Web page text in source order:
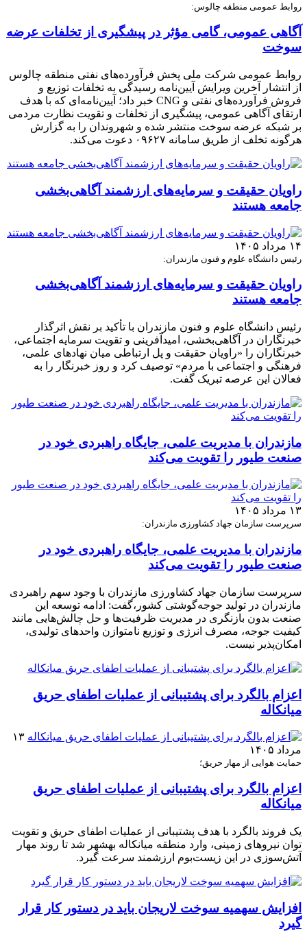
روابط عمومی منطقه چالوس:
آگاهی عمومی، گامی مؤثر در پیشگیری از تخلفات عرضه
سوخت
روابط عمومی شرکت ملی پخش فرآورده‌های نفتی منطقه چالوس
از انتشار آخرین ویرایش آیین‌نامه رسیدگی به تخلفات توزیع و
فروش فرآورده‌های نفتی و CNG خبر داد؛ آیین‌نامه‌ای که با هدف
ارتقای آگاهی عمومی، پیشگیری از تخلفات و تقویت نظارت مردمی
بر شبکه عرضه سوخت منتشر شده و شهروندان را به گزارش
هرگونه تخلف از طریق سامانه ۰۹۶۲۷ دعوت می‌کند.
راویان حقیقت و سرمایه‌های ارزشمند آگاهی‌بخشی
جامعه هستند
۱۴ مرداد ۱۴۰۵
رئیس دانشگاه علوم و فنون مازندران:
راویان حقیقت و سرمایه‌های ارزشمند آگاهی‌بخشی
جامعه هستند
رئیس دانشگاه علوم و فنون مازندران با تأکید بر نقش اثرگذار
خبرنگاران در آگاهی‌بخشی، امیدآفرینی و تقویت سرمایه اجتماعی،
خبرنگاران را «راویان حقیقت و پل ارتباطی میان نهادهای علمی،
فرهنگی و اجتماعی با مردم» توصیف کرد و روز خبرنگار را به
فعالان این عرصه تبریک گفت.
مازندران با مدیریت علمی، جایگاه راهبردی خود در
صنعت طیور را تقویت می‌کند
۱۳ مرداد ۱۴۰۵
سرپرست سازمان جهاد کشاورزی مازندران:
مازندران با مدیریت علمی، جایگاه راهبردی خود در
صنعت طیور را تقویت می‌کند
سرپرست سازمان جهاد کشاورزی مازندران با وجود سهم راهبردی
مازندران در تولید جوجه‌گوشتی کشور،گفت: ادامه توسعه این
صنعت بدون بازنگری در مدیریت ظرفیت‌ها و حل چالش‌هایی مانند
کیفیت جوجه، مصرف انرژی و توزیع نامتوازن واحدهای تولیدی،
امکان‌پذیر نیست.
اعزام بالگرد برای پشتیبانی از عملیات اطفای حریق
میانکاله
۱۳
مرداد ۱۴۰۵
حمایت هوایی از مهار حریق؛
اعزام بالگرد برای پشتیبانی از عملیات اطفای حریق
میانکاله
یک فروند بالگرد با هدف پشتیبانی از عملیات اطفای حریق و تقویت
توان نیروهای زمینی، وارد منطقه میانکاله بهشهر شد تا روند مهار
آتش‌سوزی در این زیست‌بوم ارزشمند سرعت گیرد.
افزایش سهمیه سوخت لاریجان باید در دستور کار قرار
گیرد